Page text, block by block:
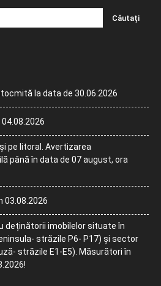
la data de 30.06.2026
și pe litoral. Avertizarea
până în data de 07 august, ora
03.08.2026
deținătorii imobilelor situate în
străzile P6- P17) și sector
străzile E1-E5). Măsurători în